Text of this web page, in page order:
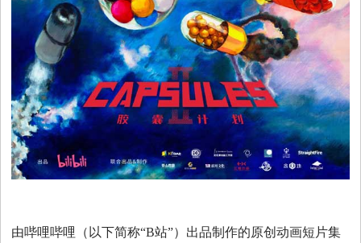
综
艺
视
由哔哩哔哩（以下简称“B站”）出品制作的原创动画短片集